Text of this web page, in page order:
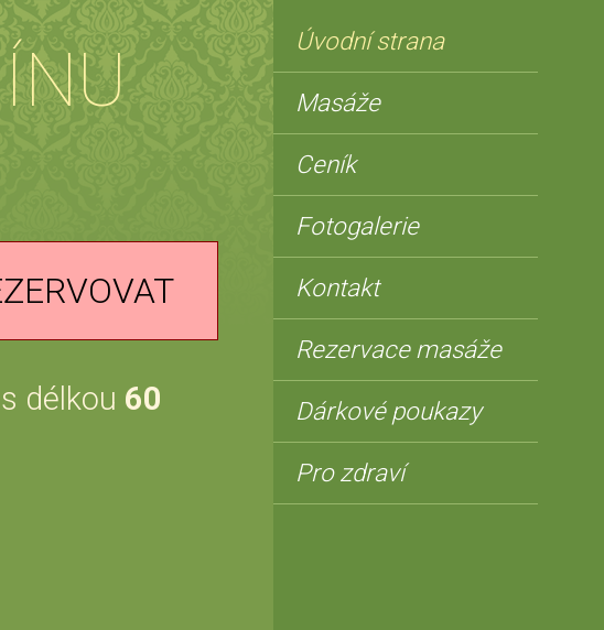
Úvodní strana
Masáže
Ceník
Fotogalerie
Kontakt
Rezervace masáže
Dárkové poukazy
Pro zdraví
s délkou 60